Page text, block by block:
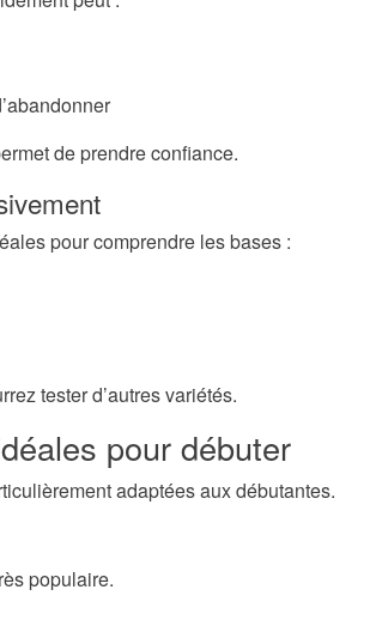
de prendre confiance.
pour comprendre les bases :
tester d’autres variétés.
pour débuter
adaptées aux débutantes.
populaire.